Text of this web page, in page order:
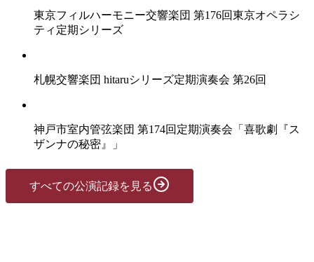
東京フィルハーモニー交響楽団 第176回東京オペラシ
ティ定期シリーズ
札幌交響楽団 hitaruシリーズ定期演奏会 第26回
神戸市室内管弦楽団 第174回定期演奏会「喜歌劇『ス
ザンナの秘密』」
すべての公演記録を見る